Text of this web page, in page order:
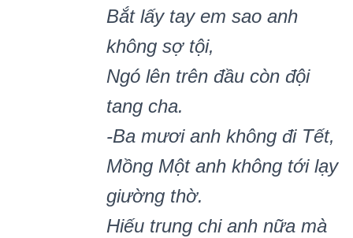
Bắt lấy tay em sao anh
không sợ tội,
Ngó lên trên đầu còn đội
tang cha.
-Ba mươi anh không đi Tết,
Mồng Một anh không tới lạy
giường thờ.
Hiếu trung chi anh nữa mà